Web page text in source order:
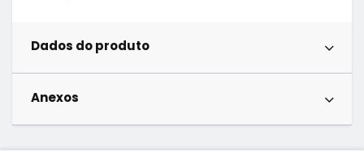
Dados do produto
Anexos